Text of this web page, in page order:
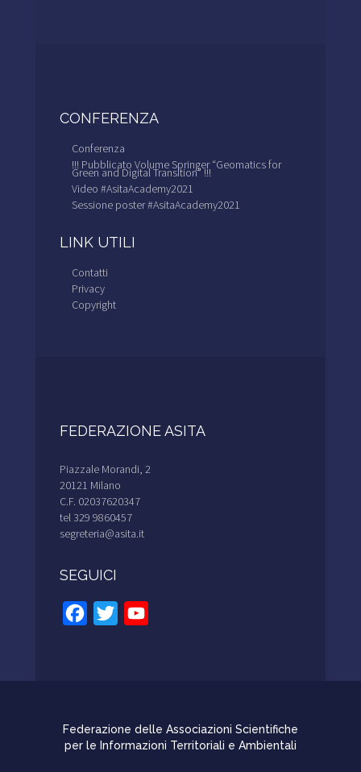
CONFERENZA
Conferenza
!!! Pubblicato Volume Springer “Geomatics for
Green and Digital Transition” !!!
Video #AsitaAcademy2021
Sessione poster #AsitaAcademy2021
LINK UTILI
Contatti
Privacy
Copyright
FEDERAZIONE ASITA
Piazzale Morandi, 2
20121 Milano
C.F. 02037620347
tel 329 9860457
segreteria@asita.it
SEGUICI
Facebook
Twitter
Federazione delle Associazioni Scientifiche
per le Informazioni Territoriali e Ambientali